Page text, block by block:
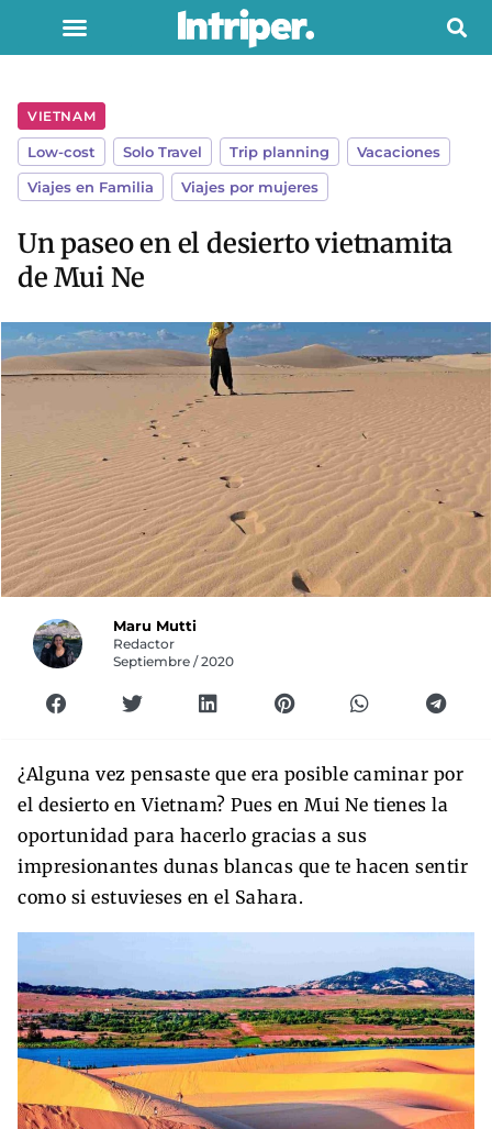
VIETNAM
Low-cost Solo Travel Trip planning Vacaciones
Viajes en Familia
Viajes por mujeres
Un paseo en el desierto vietnamita
de Mui Ne
Maru Mutti
Redactor
Septiembre / 2020
¿Alguna vez pensaste que era posible caminar por
el desierto en Vietnam? Pues en Mui Ne tienes la
oportunidad para hacerlo gracias a sus
impresionantes dunas blancas que te hacen sentir
como si estuvieses en el Sahara.